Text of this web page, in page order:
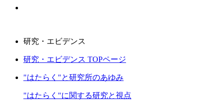
研究・エビデンス
研究・エビデンス TOPページ
"はたらく"と研究所のあゆみ
"はたらく"に関する研究と視点